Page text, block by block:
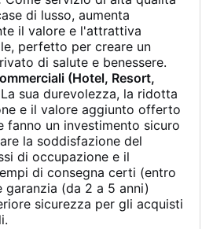
di lusso, aumenta
il valore e l'attrattiva
perfetto per creare un
di salute e benessere.
(Hotel, Resort,
La sua durevolezza, la ridotta
e il valore aggiunto offerto
fanno un investimento sicuro
la soddisfazione del
di occupazione e il
di consegna certi (entro
garanzia (da 2 a 5 anni)
sicurezza per gli acquisti